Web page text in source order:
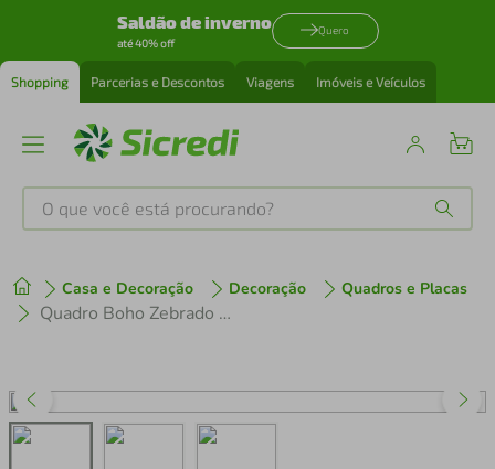
Saldão de inverno
até 40% off
Quero
Shopping Parcerias e Descontos Viagens Imóveis e Veículos
O que você está procurando?
Casa e Decoração Decoração Quadros e Placas
Quadro Boho Zebrado 43x30 Caixa Preto
1º tenis
perfume